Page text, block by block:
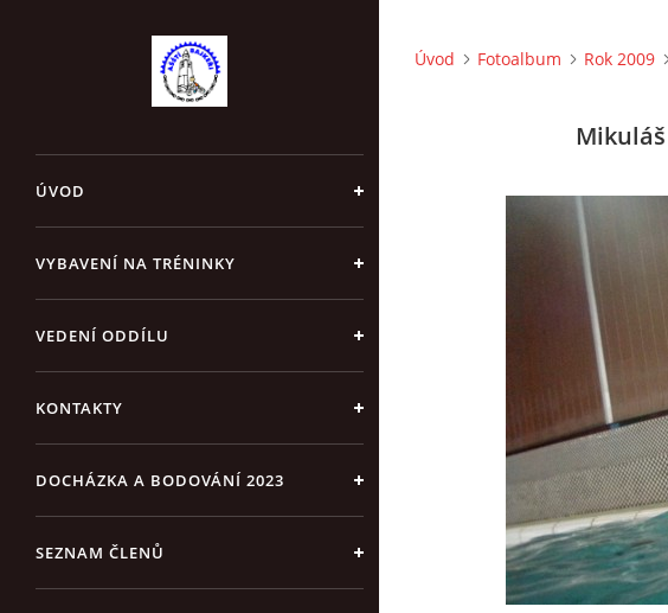
ÚVOD
VYBAVENÍ NA TRÉNINKY
VEDENÍ ODDÍLU
KONTAKTY
DOCHÁZKA A BODOVÁNÍ 2023
SEZNAM ČLENŮ
Úvod Fotoalbum Rok 2009